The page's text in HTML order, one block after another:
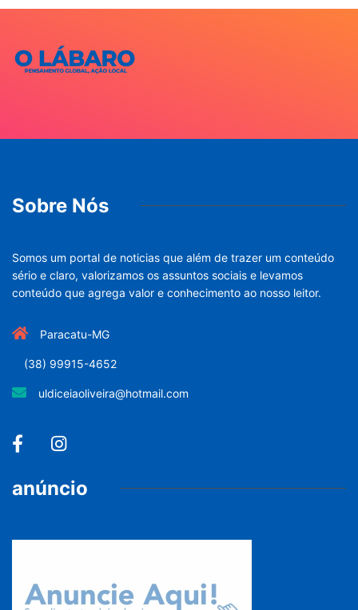
Sobre Nós
Somos um portal de noticias que além de trazer um conteúdo
sério e claro, valorizamos os assuntos sociais e levamos
conteúdo que agrega valor e conhecimento ao nosso leitor.
Paracatu-MG
(38) 99915-4652
uldiceiaoliveira@hotmail.com
anúncio